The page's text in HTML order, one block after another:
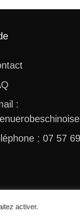
:
: 07 57
© 2026 Avenue
activer.